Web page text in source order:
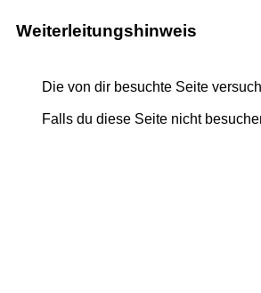
Weiterleitungshinweis
Die von dir besuchte Seite
Falls du diese Seite nicht